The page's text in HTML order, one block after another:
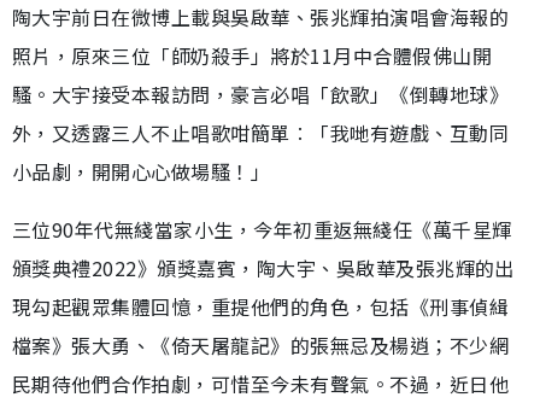
陶大宇前日在微博上載與吳啟華、張兆輝拍演唱會海報的
照片，原來三位「師奶殺手」將於11月中合體假佛山開
騷。大宇接受本報訪問，豪言必唱「飲歌」《倒轉地球》
外，又透露三人不止唱歌咁簡單︰「我哋有遊戲、互動同
小品劇，開開心心做場騷！」
三位90年代無綫當家小生，今年初重返無綫任《萬千星輝
頒獎典禮2022》頒獎嘉賓，陶大宇、吳啟華及張兆輝的出
現勾起觀眾集體回憶，重提他們的角色，包括《刑事偵緝
檔案》張大勇、《倚天屠龍記》的張無忌及楊逍；不少網
民期待他們合作拍劇，可惜至今未有聲氣。不過，近日他